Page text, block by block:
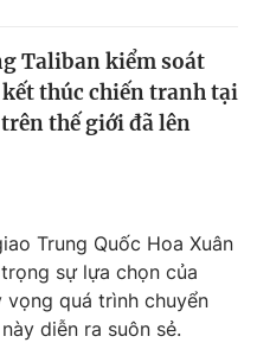
Taliban kiểm soát
thúc chiến tranh tại
thế giới đã lên
Trung Quốc Hoa Xuân
sự lựa chọn của
vọng quá trình chuyển
diễn ra suôn sẻ.